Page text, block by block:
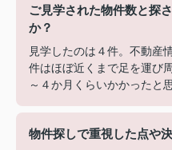
ご見学された物件数と探
か？
見学したのは４件。不動産
件はほぼ近くまで足を運び
～４か月くらいかかったと
物件探しで重視した点や